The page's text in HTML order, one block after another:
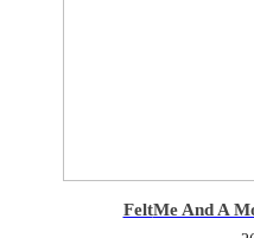
FeltMe And A